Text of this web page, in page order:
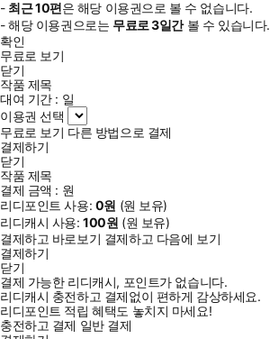
- 최근10편은 해당 이용권으로 볼 수 없습니다.
- 해당 이용권으로는 무료로3일간볼 수 있습니다.
확인
무료로 보기
닫기
작품 제목
대여 기간 : 일
이용권 선택
무료로 보기 다른 방법으로 결제
결제하기
닫기
작품 제목
결제 금액 : 원
리디포인트 사용: 0원 (원 보유)
리디캐시 사용:100원 (원 보유)
결제하고 바로보기 결제하고 다음에 보기
결제하기
닫기
결제 가능한 리디캐시, 포인트가 없습니다.
리디캐시 충전하고 결제없이 편하게 감상하세요.
리디포인트 적립 혜택도 놓치지 마세요!
충전하고 결제 일반 결제